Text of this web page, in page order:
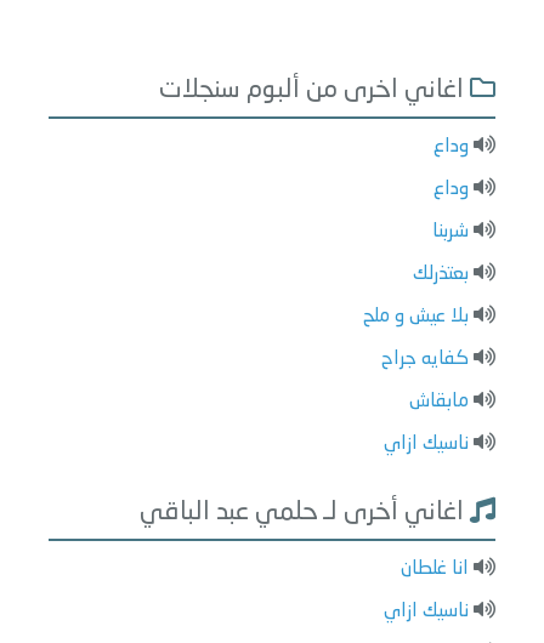
اغاني اخرى من ألبوم سنجلات
وداع
وداع
شربنا
بعتذرلك
بلا عيش و ملح
كفايه جراح
مابقاش
ناسيك ازاي
اغاني أخرى لـ حلمي عبد الباقي
انا غلطان
ناسيك ازاي